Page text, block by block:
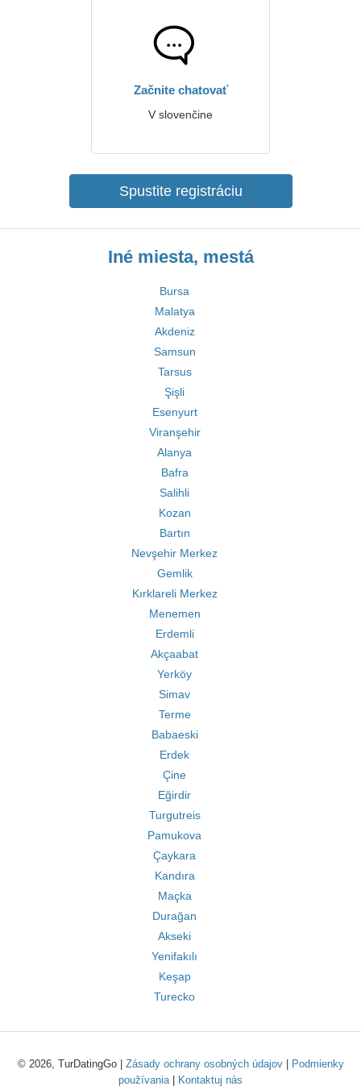
Začnite chatovať
V slovenčine
Spustite registráciu
Iné miesta, mestá
Bursa
Malatya
Akdeniz
Samsun
Tarsus
Şişli
Esenyurt
Viranşehir
Alanya
Bafra
Salihli
Kozan
Bartın
Nevşehir Merkez
Gemlik
Kırklareli Merkez
Menemen
Erdemli
Akçaabat
Yerköy
Simav
Terme
Babaeski
Erdek
Çine
Eğirdir
Turgutreis
Pamukova
Çaykara
Kandıra
Maçka
Durağan
Akseki
Yenifakılı
Keşap
Turecko
© 2026, TurDatingGo | Zásady ochrany osobných údajov|
Podmienky
používania| Kontaktuj nás